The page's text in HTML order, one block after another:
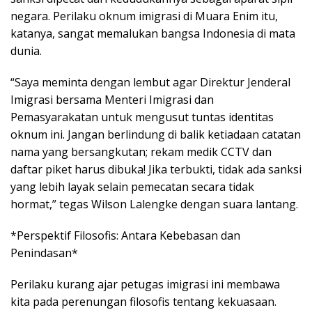
negara. Perilaku oknum imigrasi di Muara Enim itu,
katanya, sangat memalukan bangsa Indonesia di mata
dunia.
“Saya meminta dengan lembut agar Direktur Jenderal
Imigrasi bersama Menteri Imigrasi dan
Pemasyarakatan untuk mengusut tuntas identitas
oknum ini. Jangan berlindung di balik ketiadaan catatan
nama yang bersangkutan; rekam medik CCTV dan
daftar piket harus dibuka! Jika terbukti, tidak ada sanksi
yang lebih layak selain pemecatan secara tidak
hormat,” tegas Wilson Lalengke dengan suara lantang.
*Perspektif Filosofis: Antara Kebebasan dan
Penindasan*
Perilaku kurang ajar petugas imigrasi ini membawa
kita pada perenungan filosofis tentang kekuasaan.